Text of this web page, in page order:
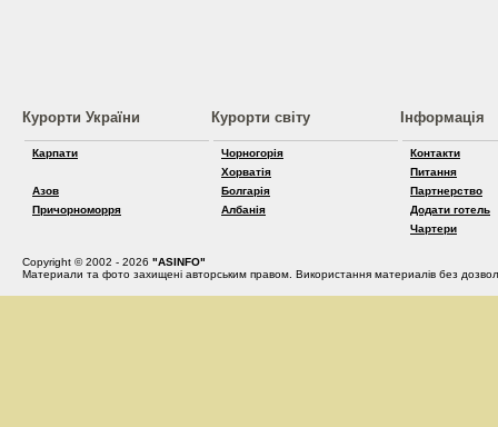
Курорти України
Карпати
Азов
Причорноморря
Курорти світу
Чорногорія
Хорватія
Болгарія
Албанія
Інформація
Контакти
Питання
Партнерство
Додати готель
Чартери
Copyright © 2002 - 2026 "ASINFO"
Материали та фото захищені авторським правом. Використання материалів без